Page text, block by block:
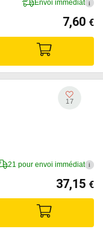
Envoi immédiat i
7,60 €
17
21 pour envoi immédiat i
37,15 €